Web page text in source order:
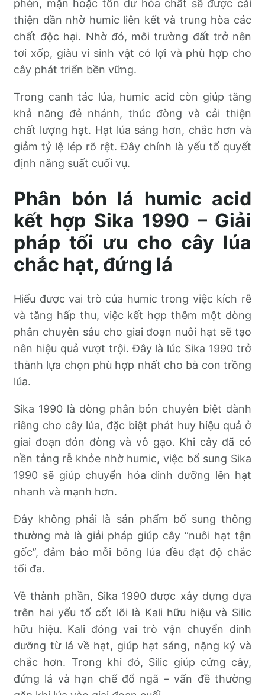
phèn, mặn hoặc tồn dư hóa chất sẽ được cải
thiện dần nhờ humic liên kết và trung hòa các
chất độc hại. Nhờ đó, môi trường đất trở nên
tơi xốp, giàu vi sinh vật có lợi và phù hợp cho
cây phát triển bền vững.
Trong canh tác lúa, humic acid còn giúp tăng
khả năng đẻ nhánh, thúc đòng và cải thiện
chất lượng hạt. Hạt lúa sáng hơn, chắc hơn và
giảm tỷ lệ lép rõ rệt. Đây chính là yếu tố quyết
định năng suất cuối vụ.
Phân bón lá humic acid
kết hợp Sika 1990 – Giải
pháp tối ưu cho cây lúa
chắc hạt, đứng lá
Hiểu được vai trò của humic trong việc kích rễ
và tăng hấp thu, việc kết hợp thêm một dòng
phân chuyên sâu cho giai đoạn nuôi hạt sẽ tạo
nên hiệu quả vượt trội. Đây là lúc Sika 1990 trở
thành lựa chọn phù hợp nhất cho bà con trồng
lúa.
Sika 1990 là dòng phân bón chuyên biệt dành
riêng cho cây lúa, đặc biệt phát huy hiệu quả ở
giai đoạn đón đòng và vô gạo. Khi cây đã có
nền tảng rễ khỏe nhờ humic, việc bổ sung Sika
1990 sẽ giúp chuyển hóa dinh dưỡng lên hạt
nhanh và mạnh hơn.
Đây không phải là sản phẩm bổ sung thông
thường mà là giải pháp giúp cây “nuôi hạt tận
gốc”, đảm bảo mỗi bông lúa đều đạt độ chắc
tối đa.
Về thành phần, Sika 1990 được xây dựng dựa
trên hai yếu tố cốt lõi là Kali hữu hiệu và Silic
hữu hiệu. Kali đóng vai trò vận chuyển dinh
dưỡng từ lá về hạt, giúp hạt sáng, nặng ký và
chắc hơn. Trong khi đó, Silic giúp cứng cây,
đứng lá và hạn chế đổ ngã – vấn đề thường